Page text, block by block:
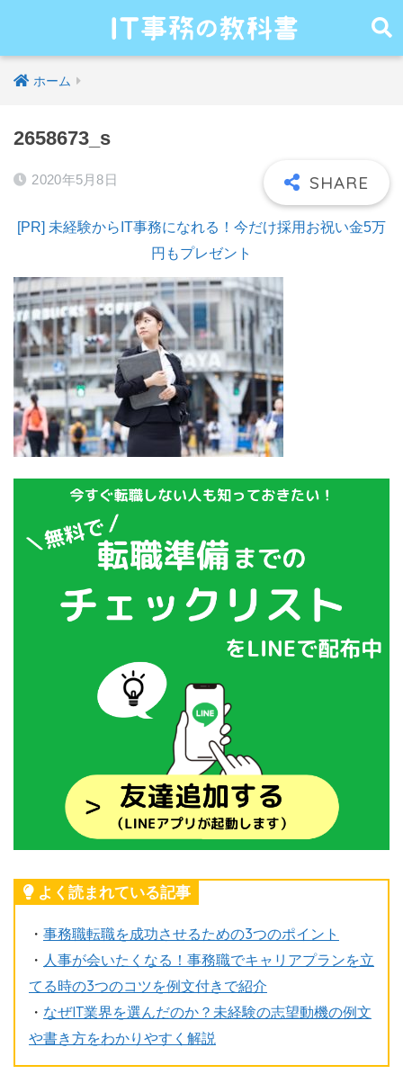
ホーム
2658673_s
2020年5月8日
[PR] 未経験からIT事務になれる！今だけ採用お祝い金5万
円もプレゼント
よく読まれている記事
・ 事務職転職を成功させるための3つのポイント
・ 人事が会いたくなる！事務職でキャリアプランを立
てる時の3つのコツを例文付きで紹介
・ なぜIT業界を選んだのか？未経験の志望動機の例文
や書き方をわかりやすく解説